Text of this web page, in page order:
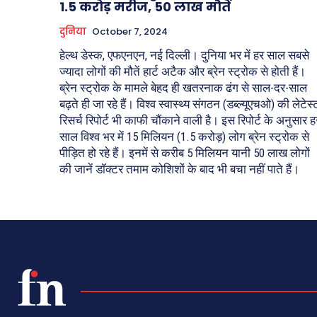
1.5 करोड़ मरीज, 50 लाख मौतें
दुनिया October 7, 2024
हेल्थ डेस्क, एफएनएन, नई दिल्ली। दुनिया भर में हर साल सबसे
ज्यादा लोगों की मौतें हार्ट अटैक और ब्रेन स्ट्रोक से होती हैं।
ब्रेन स्ट्रोक के मामले बेहद ही खतरनाक ढंग से साल-दर-साल
बढ़ते ही जा रहे हैं। विश्व स्वास्थ्य संगठन (डब्ल्यूएचओ) की
रिसर्च रिपोर्ट भी काफी चौंकाने वाली है। इस रिपोर्ट के अनुसार
साल विश्व भर में 15 मिलियन (1.5 करोड़) लोग ब्रेन स्ट्रोक से
पीड़ित हो रहे हैं। इनमें से करीब 5 मिलियन यानी 50 लाख लोगों
की जानें डॉक्टर तमाम कोशिशों के बाद भी बचा नहीं पाते हैं।